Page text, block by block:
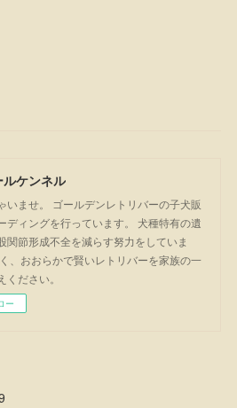
ルケンネル
いませ。 ゴールデンレトリバーの子犬販
ディングを行っています。 犬種特有の遺
関節形成不全を減らす努力をしていま
、おおらかで賢いレトリバーを家族の一
ください。
ー